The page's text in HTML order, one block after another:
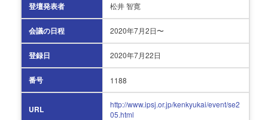
登壇発表者 松井 智寛
会議の日程 2020年7月2日〜
登録日 2020年7月22日
番号 1188
URL
http://www.ipsj.or.jp/kenkyukai/event/se2
05.html